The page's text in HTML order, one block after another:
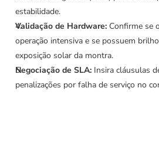
estabilidade.
Validação de Hardware: Confirme se
operação intensiva e se possuem
exposição solar da montra.
Negociação de SLA: Insira cláusulas
penalizações por falha de serviço no